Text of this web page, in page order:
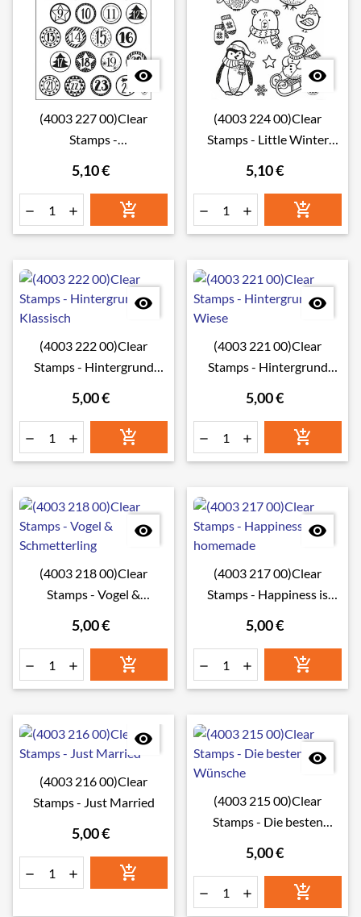

(4003 227 00)Clear
Stamps -
5,10 €
  

(4003 224 00)Clear
Stamps - Little Winter
5,10 €
  

(4003 222 00)Clear
Stamps - Hintergrund
5,00 €
  

(4003 221 00)Clear
Stamps - Hintergrund
5,00 €
  

(4003 218 00)Clear
Stamps - Vogel &
5,00 €
  

(4003 217 00)Clear
Stamps - Happiness is
5,00 €
  

(4003 216 00)Clear
Stamps - Just Married
5,00 €
  

(4003 215 00)Clear
Stamps - Die besten
5,00 €
  